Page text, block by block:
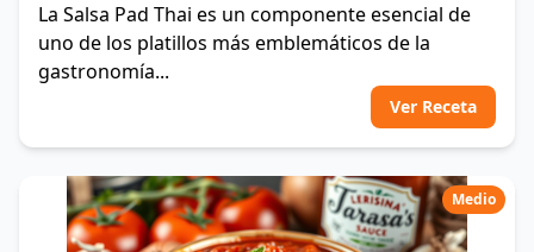
La Salsa Pad Thai es un componente esencial de
uno de los platillos más emblemáticos de la
gastronomía...
Ver Receta
Medio